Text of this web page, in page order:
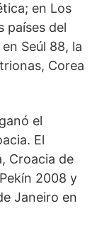
en Los
países del
Seúl 88, la
Corea
el
El
Croacia de
2008 y
Janeiro en